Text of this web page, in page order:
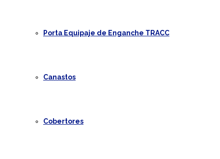
Porta Equipaje de Enganche TRACC
Canastos
Cobertores